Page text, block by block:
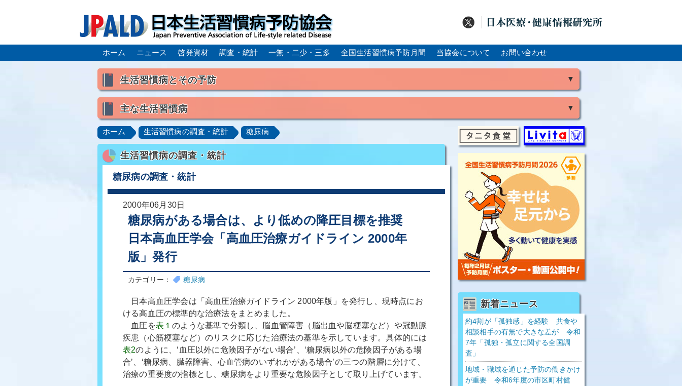
ホーム ニュース 啓発資材 調査・統計 一無・二少・三多 全国生活習慣病予防月間 当協会について お問い合わせ
▼
生活習慣病とその予防
喫煙
食生活
▼
主な生活習慣病
高血圧 脂質異常症（高脂血症） 糖尿病
高尿酸血症／痛風
肥満症／メタボリックシンドローム
動脈硬化 心筋梗塞 狭心症 脳梗塞
脳出血
脂肪肝／NAFLD／NASH
アルコール肝疾患 大腸がん
骨粗鬆症
ロコモティブシンドローム／サルコペニア／フレイル
歯周病
ホーム 生活習慣病の調査・統計 糖尿病
生活習慣病の調査・統計
糖尿病の調査・統計
2000年06月30日
糖尿病がある場合は、より低めの降圧目標を推奨
日本高血圧学会「高血圧治療ガイドライン 2000年
版」発行
カテゴリー： 糖尿病
日本高血圧学会は「高血圧治療ガイドライン 2000年版」を発行し、現時点にお
ける高血圧の標準的な治療法をまとめました。
血圧を表１のような基準で分類し、脳血管障害（脳出血や脳梗塞など）や冠動脈
疾患（心筋梗塞など）のリスクに応じた治療法の基準を示しています。具体的には
表2のように、‘血圧以外に危険因子がない場合’、‘糖尿病以外の危険因子がある場
合’、‘糖尿病、臓器障害、心血管病のいずれかがある場合’の三つの階層に分けて、
治療の重要度の指標とし、糖尿病をより重要な危険因子として取り上げています。
新着ニュース
約4割が「孤独感」を経験 共食や
相談相手の有無で大きな差が 令和
7年「孤独・孤立に関する全国調
査」
地域・職域を通じた予防の働きかけ
が重要 令和6年度の市区町村健